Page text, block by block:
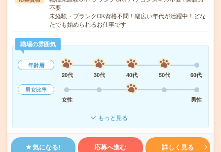
不要
未経験・ブランクOK資格不問！幅広い年代が活躍中！どな
たでも始められるお仕事です
職場の雰囲気
年齢層
20代
30代 40代 50代
60代
男女比率
女性
男性
もっと見る
気になる! 応募へ進む 詳しく見る